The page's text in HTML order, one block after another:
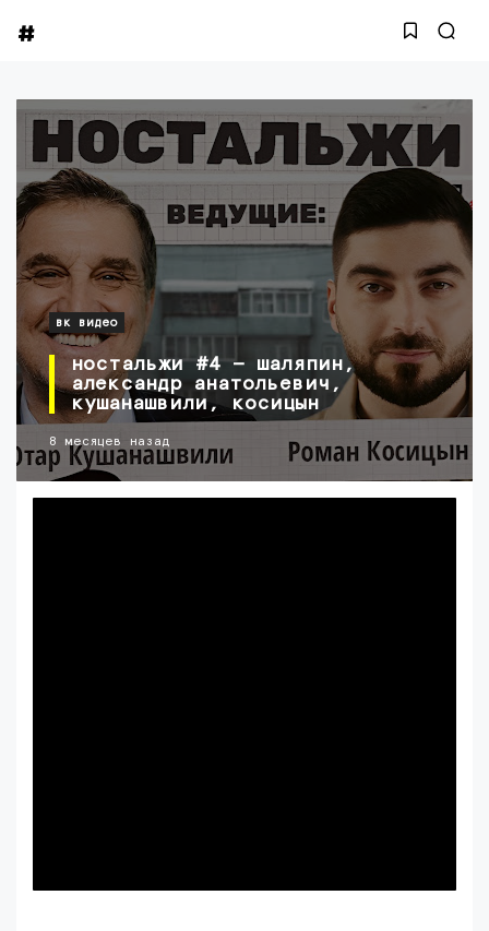
вк видео
ностальжи #4 — шаляпин,
александр анатольевич,
кушанашвили, косицын
8 месяцев назад